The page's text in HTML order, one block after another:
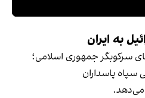
به ایران
سرکوبگر جمهوری اسلامی؛
سپاه پاسداران
می‌دهد.